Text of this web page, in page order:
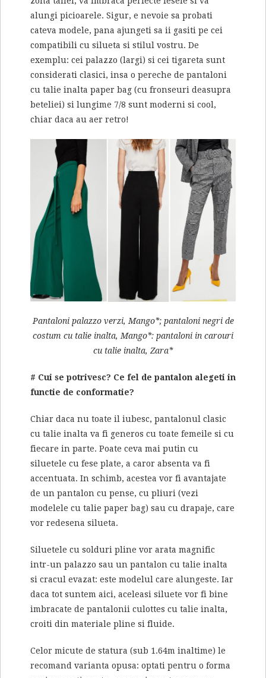
alungi picioarele. Sigur, e nevoie sa probati
cateva modele, pana ajungeti sa ii gasiti pe cei
compatibili cu silueta si stilul vostru. De
exemplu: cei palazzo (largi) si cei tigareta sunt
considerati clasici, insa o pereche de pantaloni
cu talie inalta paper bag (cu fronseuri deasupra
beteliei) si lungime 7/8 sunt moderni si cool,
chiar daca au aer retro!
Pantaloni palazzo verzi, Mango*; pantaloni negri de
costum cu talie inalta, Mango*: pantaloni in carouri
cu talie inalta, Zara*
# Cui se potrivesc? Ce fel de pantalon alegeti in
functie de conformatie?
Chiar daca nu toate il iubesc, pantalonul clasic
cu talie inalta va fi generos cu toate femeile si cu
fiecare in parte. Poate ceva mai putin cu
siluetele cu fese plate, a caror absenta va fi
accentuata. In schimb, acestea vor fi avantajate
de un pantalon cu pense, cu pliuri (vezi
modelele cu talie paper bag) sau cu drapaje, care
vor redesena silueta.
Siluetele cu solduri pline vor arata magnific
intr-un palazzo sau un pantalon cu talie inalta
si cracul evazat: este modelul care alungeste. Iar
daca tot suntem aici, aceleasi siluete vor fi bine
imbracate de pantalonii culottes cu talie inalta,
croiti din materiale pline si fluide.
Celor micute de statura (sub 1.64m inaltime) le
recomand varianta opusa: optati pentru o forma